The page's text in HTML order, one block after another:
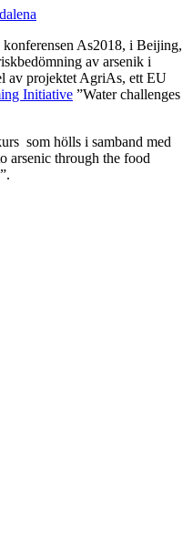
As2018, i Beijing,
av arsenik i
av projektet AgriAs, ett EU
Initiative ”Water challenges
som hölls i samband med
arsenic through the food